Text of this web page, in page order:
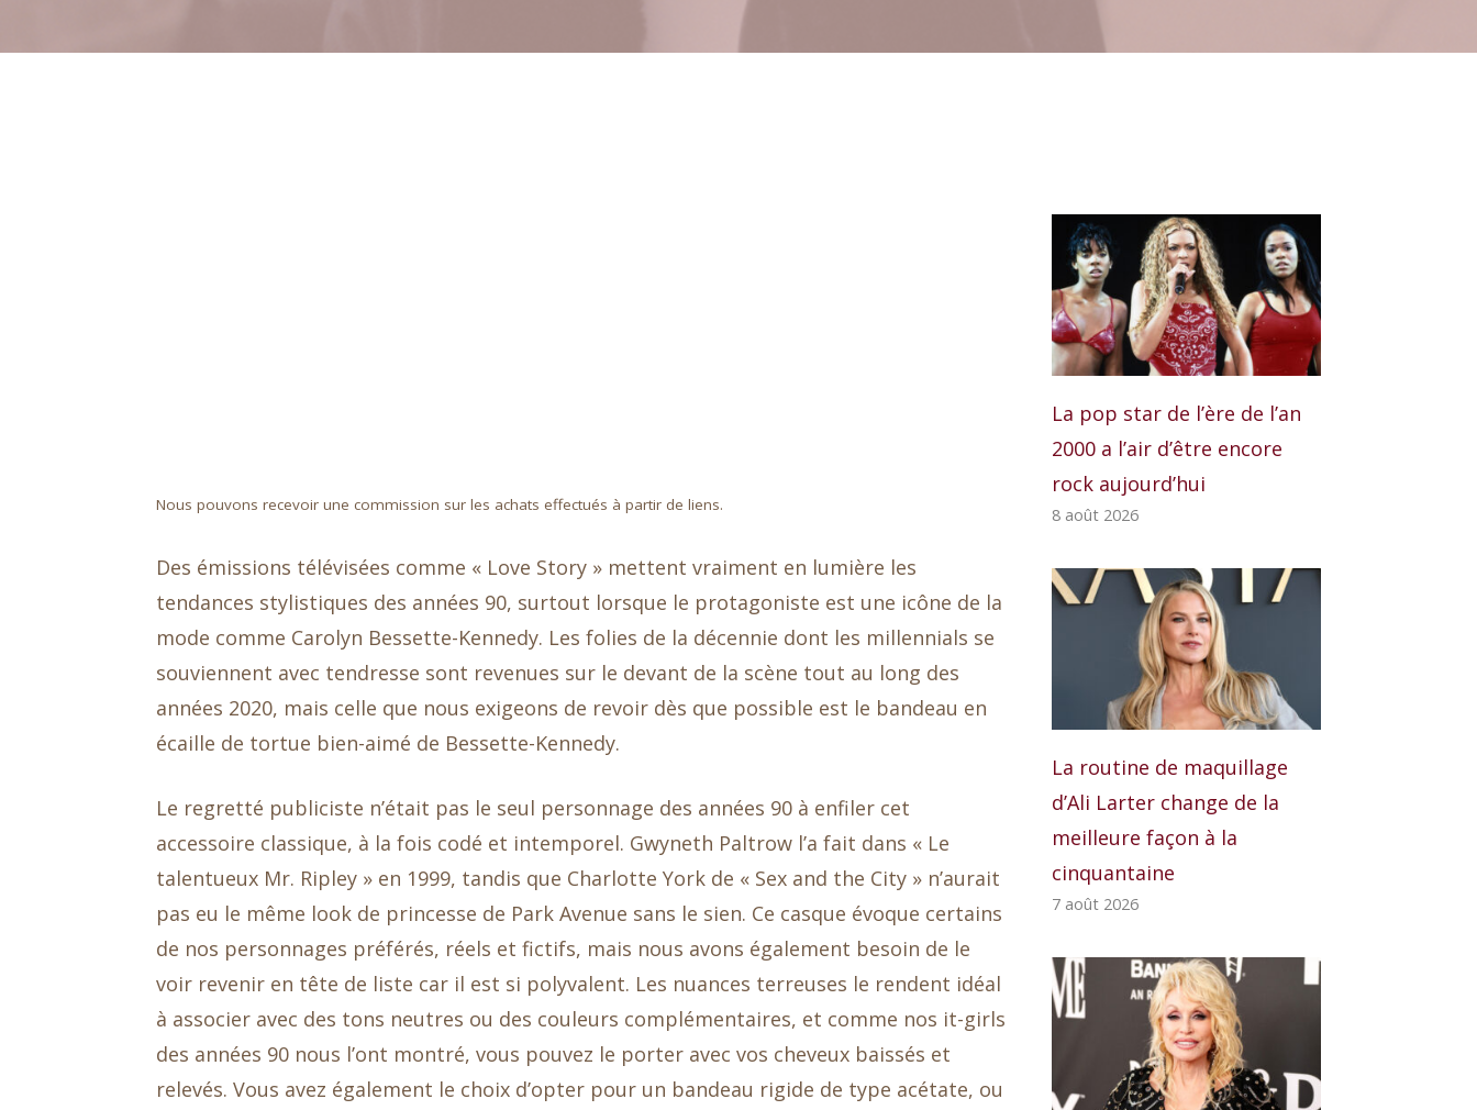
Nous pouvons recevoir une commission sur les achats effectués à partir de liens.
Des émissions télévisées comme « Love Story » mettent vraiment en lumière les
tendances stylistiques des années 90, surtout lorsque le protagoniste est une icône de la
mode comme Carolyn Bessette-Kennedy. Les folies de la décennie dont les millennials se
souviennent avec tendresse sont revenues sur le devant de la scène tout au long des
années 2020, mais celle que nous exigeons de revoir dès que possible est le bandeau en
écaille de tortue bien-aimé de Bessette-Kennedy.
Le regretté publiciste n’était pas le seul personnage des années 90 à enfiler cet
accessoire classique, à la fois codé et intemporel. Gwyneth Paltrow l’a fait dans « Le
talentueux Mr. Ripley » en 1999, tandis que Charlotte York de « Sex and the City » n’aurait
pas eu le même look de princesse de Park Avenue sans le sien. Ce casque évoque certains
de nos personnages préférés, réels et fictifs, mais nous avons également besoin de le
voir revenir en tête de liste car il est si polyvalent. Les nuances terreuses le rendent idéal
à associer avec des tons neutres ou des couleurs complémentaires, et comme nos it-girls
des années 90 nous l’ont montré, vous pouvez le porter avec vos cheveux baissés et
relevés. Vous avez également le choix d’opter pour un bandeau rigide de type acétate, ou
La pop star de l’ère de l’an
2000 a l’air d’être encore
rock aujourd’hui
8 août 2026
La routine de maquillage
d’Ali Larter change de la
meilleure façon à la
cinquantaine
7 août 2026